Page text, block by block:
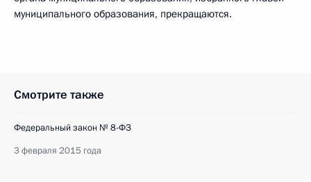
муниципального образования, прекращаются.
Смотрите также
Федеральный закон № 8-ФЗ
3 февраля 2015 года